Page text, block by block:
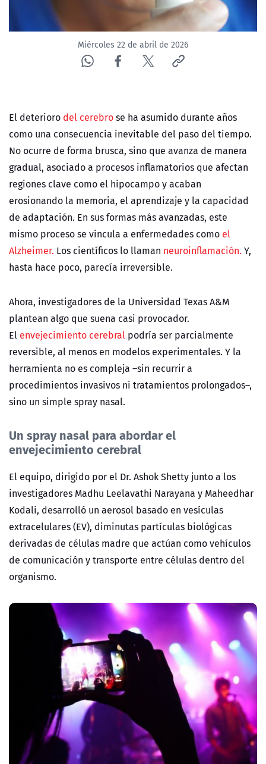
CANAL DE DENUNCIAS
ÁREA DE PROYECTOS
Miércoles 22 de abril de 2026
El deterioro del cerebrose ha asumido durante años
como una consecuencia inevitable del paso del tiempo.
No ocurre de forma brusca, sino que avanza de manera
gradual, asociado a procesos inflamatorios que afectan
regiones clave como el hipocampo y acaban
erosionando la memoria, el aprendizaje y la capacidad
de adaptación. En sus formas más avanzadas, este
mismo proceso se vincula a enfermedades como el
Alzheimer. Los científicos lo llaman neuroinflamación. Y,
hasta hace poco, parecía irreversible.
Ahora, investigadores de la Universidad Texas A&M
plantean algo que suena casi provocador.
El envejecimiento cerebral podría ser parcialmente
reversible, al menos en modelos experimentales. Y la
herramienta no es compleja –sin recurrir a
procedimientos invasivos ni tratamientos prolongados–,
sino un simple spray nasal.
Un spray nasal para abordar el
envejecimiento cerebral
El equipo, dirigido por el Dr. Ashok Shetty junto a los
investigadores Madhu Leelavathi Narayana y Maheedhar
Kodali, desarrolló un aerosol basado en vesículas
extracelulares (EV), diminutas partículas biológicas
derivadas de células madre que actúan como vehículos
de comunicación y transporte entre células dentro del
organismo.